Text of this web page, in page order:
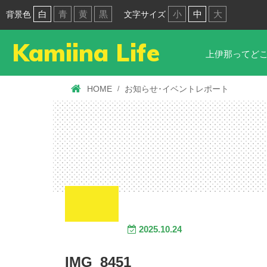
背景色 白 青 黄 黒 文字サイズ 小 中 大
Kamiina Life 上伊那ってど
HOME お知らせ･イベントレポート
2025.10.24
IMG_8451